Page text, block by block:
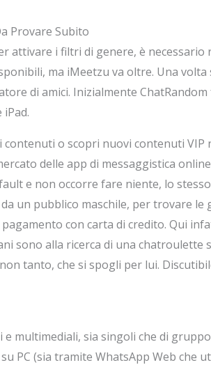
Provare Subito
attivare i filtri di genere, è
ma iMeetzu va oltre. Una
di amici. Inizialmente
o scopri nuovi contenuti VIP
delle app di messaggistica
e non occorre fare niente, lo
un pubblico maschile, per trovare le
con carta di credito. Qui
sono alla ricerca di una
tanto, che si spogli per lui.
multimediali, sia singoli che di
PC (sia tramite WhatsApp Web che